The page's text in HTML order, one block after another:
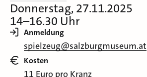
Donnerstag, 27.11.2025
14–16.30 Uhr
Anmeldung
spielzeug@salzburgmuseum.at
Kosten
11 Euro pro Kranz